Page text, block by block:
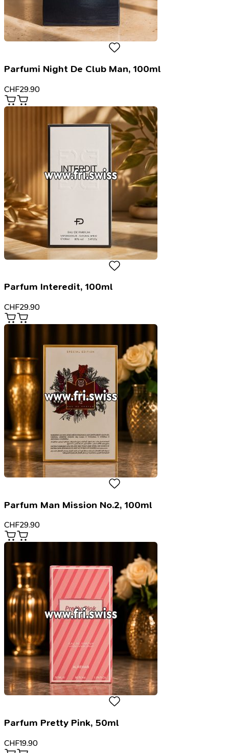
Parfumi Night De Club Man, 100ml
CHF29.90
Parfum Interedit, 100ml
CHF29.90
Parfum Man Mission No.2, 100ml
CHF29.90
Parfum Pretty Pink, 50ml
CHF19.90